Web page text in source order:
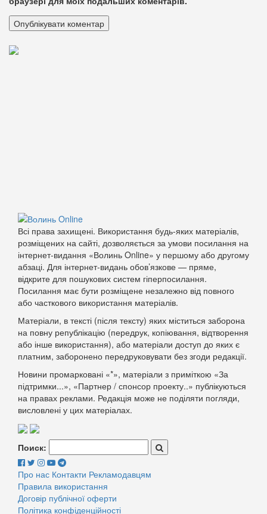
Всі права захищені. Використання будь-яких матеріалів,
розміщених на сайті, дозволяється за умови посилання на
інтернет-видання «Волинь Online» у першому або другому
абзаці. Для інтернет-видань обов’язкове — пряме,
відкрите для пошукових систем гіперпосилання.
Посилання має бути розміщене незалежно від повного
або часткового використання матеріалів.
Матеріали, в тексті (після тексту) яких міститься заборона
на повну републікацію (передрук, копіювання, відтворення
або інше використання), або матеріали доступ до яких є
платним, заборонено передруковувати без згоди редакції.
Новини промарковані «*», матеріали з приміткою «За
підтримки...», «Партнер / спонсор проекту..» публікуються
на правах реклами. Редакція може не поділяти погляди,
висловлені у цих матеріалах.
Поиск:
Про нас Контакти Рекламодавцям
Правила використання
Договір публічної оферти
Політика конфіденційності